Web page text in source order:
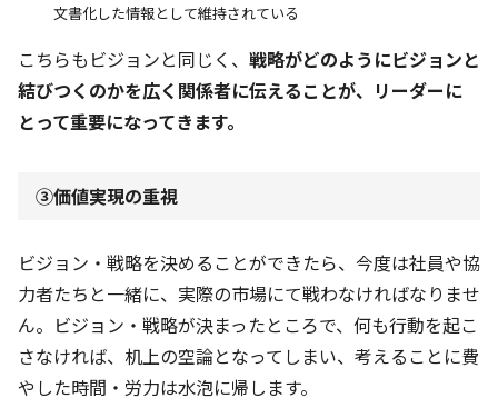
文書化した情報として維持されている
こちらもビジョンと同じく、 戦略がどのようにビジョンと
結びつくのかを広く関係者に伝えることが、リーダーに
とって重要になってきます。
③価値実現の重視
ビジョン・戦略を決めることができたら、今度は社員や協
力者たちと一緒に、実際の市場にて戦わなければなりませ
ん。ビジョン・戦略が決まったところで、何も行動を起こ
さなければ、机上の空論となってしまい、考えることに費
やした時間・労力は水泡に帰します。